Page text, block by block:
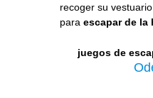
recoger su
para escapar de la
juegos de